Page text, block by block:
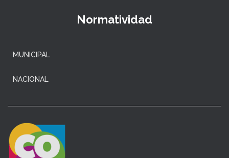
Normatividad
MUNICIPAL
NACIONAL